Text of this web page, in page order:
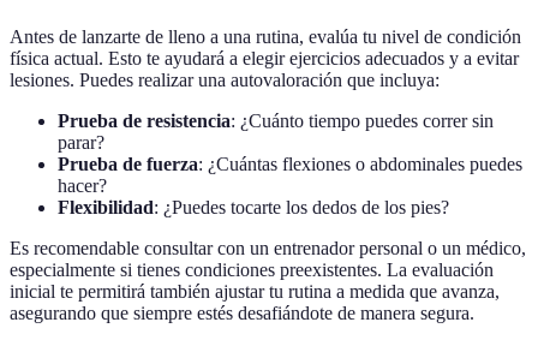
Antes de lanzarte de lleno a una rutina, evalúa tu nivel de condición
física actual. Esto te ayudará a elegir ejercicios adecuados y a evitar
lesiones. Puedes realizar una autovaloración que incluya:
Prueba de resistencia: ¿Cuánto tiempo puedes correr sin
parar?
Prueba de fuerza: ¿Cuántas flexiones o abdominales puedes
hacer?
Flexibilidad: ¿Puedes tocarte los dedos de los pies?
Es recomendable consultar con un entrenador personal o un médico,
especialmente si tienes condiciones preexistentes. La evaluación
inicial te permitirá también ajustar tu rutina a medida que avanza,
asegurando que siempre estés desafiándote de manera segura.